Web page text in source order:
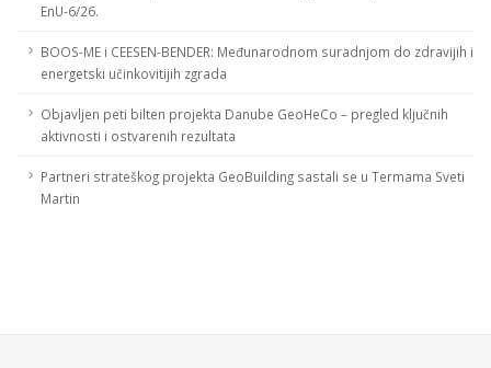
EnU-6/26.
BOOS-ME i CEESEN-BENDER: Međunarodnom suradnjom do zdravijih i
energetski učinkovitijih zgrada
Objavljen peti bilten projekta Danube GeoHeCo – pregled ključnih
aktivnosti i ostvarenih rezultata
Partneri strateškog projekta GeoBuilding sastali se u Termama Sveti
Martin